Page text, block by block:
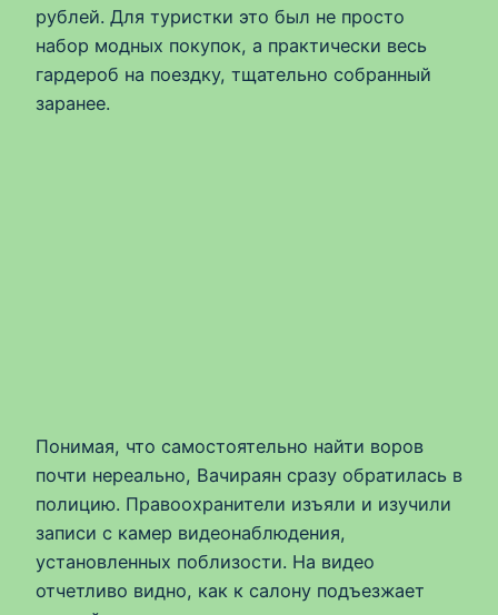
рублей. Для туристки это был не просто
набор модных покупок, а практически весь
гардероб на поездку, тщательно собранный
заранее.
Понимая, что самостоятельно найти воров
почти нереально, Вачираян сразу обратилась в
полицию. Правоохранители изъяли и изучили
записи с камер видеонаблюдения,
установленных поблизости. На видео
отчетливо видно, как к салону подъезжает